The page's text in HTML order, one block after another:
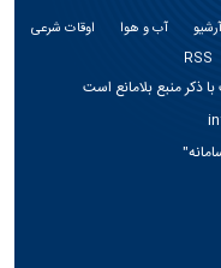
آرشیو آب و هوا
اوقات شرعی
RSS
ذکر منبع بلامانع است